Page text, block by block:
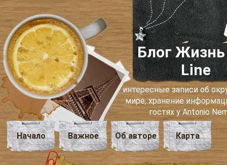
Блог Жизнь
Line
интересные записи об
мире, хранение
гостях у Antonio
Начало Важное Об авторе Карта